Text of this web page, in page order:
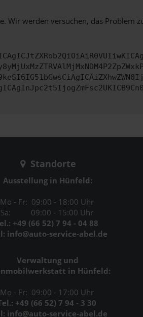
werden versuchen, das Problem
Standorte
Ausstellung in Hünfeld:
Mo - Fr: 09:00 - 18:00 Uhr
Sa: 09:00 - 15:00 Uhr
+49 (66 52) 7 94 - 04 88
info@auto-service-abel.de
Verwaltung und
in Hünfeld:
Mo - Fr: 09:00 - 17:00 Uhr
+49 (66 52) 7 94 - 3 30
info@auto-service-abel.de